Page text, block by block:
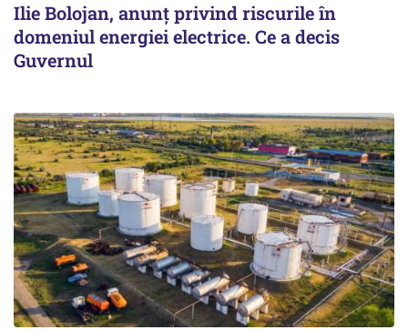
Ilie Bolojan, anunț privind riscurile în
domeniul energiei electrice. Ce a decis
Guvernul